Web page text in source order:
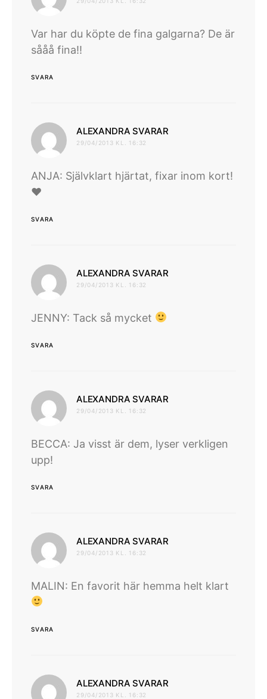
Var har du köpte de fina galgarna? De är
sååå fina!!
SVARA
ALEXANDRA SVARAR
29/04/2013 KL. 16:32
ANJA: Självklart hjärtat, fixar inom kort!
♥
SVARA
ALEXANDRA SVARAR
29/04/2013 KL. 16:32
JENNY: Tack så mycket
SVARA
ALEXANDRA SVARAR
29/04/2013 KL. 16:32
BECCA: Ja visst är dem, lyser verkligen
upp!
SVARA
ALEXANDRA SVARAR
29/04/2013 KL. 16:32
MALIN: En favorit här hemma helt klart
SVARA
ALEXANDRA SVARAR
29/04/2013 KL. 16:32